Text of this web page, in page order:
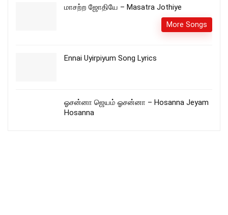
மாசற்ற ஜோதியே – Masatra Jothiye
More Songs
Ennai Uyirpiyum Song Lyrics
ஓசன்னா ஜெயம் ஓசன்னா – Hosanna Jeyam
Hosanna